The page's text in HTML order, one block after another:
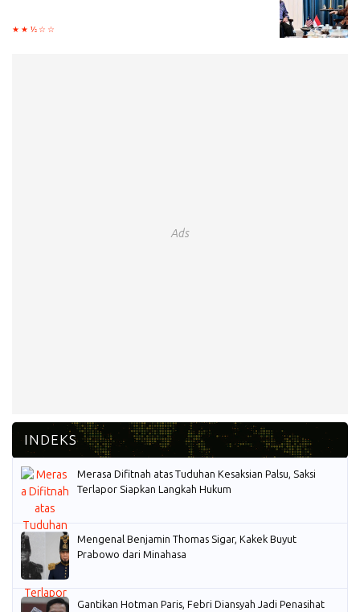
Ads
Merasa Difitnah atas Tuduhan Kesaksian Palsu, Saksi
Terlapor Siapkan Langkah Hukum
Mengenal Benjamin Thomas Sigar, Kakek Buyut
Prabowo dari Minahasa
Gantikan Hotman Paris, Febri Diansyah Jadi Penasihat